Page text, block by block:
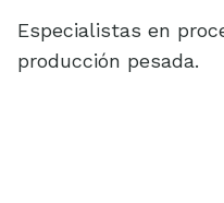
Especialistas en
producción pesada.